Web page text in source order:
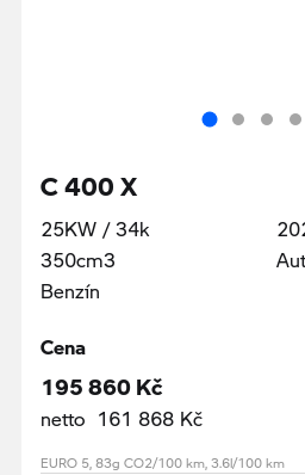
C 400 X
25KW / 34k
350cm3
Benzín
Cena
195 860 Kč
netto 161 868 Kč
EURO 5, 83g CO2/100 km, 3.6l/100 km